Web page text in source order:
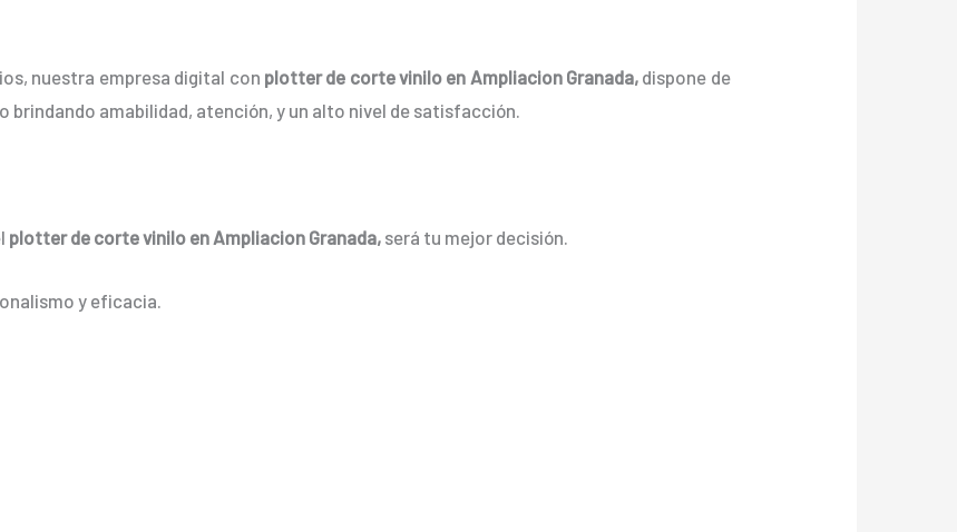
nuestra empresa digital con plotter de corte vinilo en Ampliacion Granada,dispone de
brindando amabilidad, atención, y un alto nivel de satisfacción.
plotter de corte vinilo en Ampliacion Granada, será tu mejor decisión.
y eficacia.